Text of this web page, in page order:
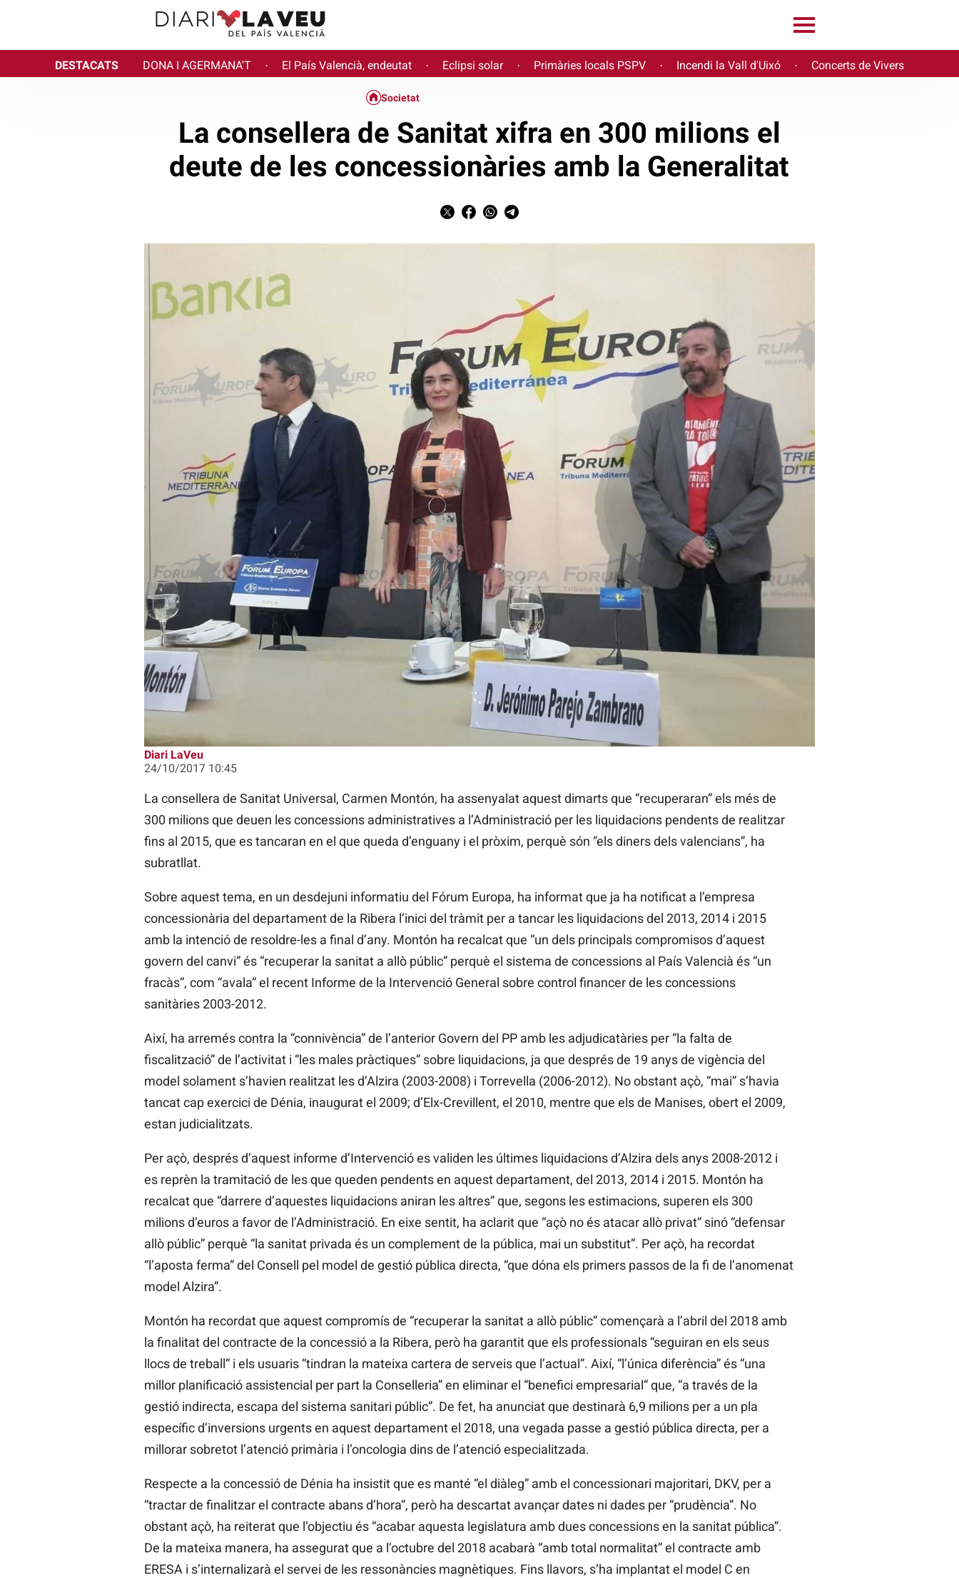
DESTACATS DONA I AGERMANA'T · El País Valencià, endeutat · Eclipsi solar · Primàries locals PSPV · Incendi la Vall d'Uixó · Concerts de Vivers
Societat
La consellera de Sanitat xifra en 300 milions el
deute de les concessionàries amb la Generalitat
Diari LaVeu
24/10/2017 10:45
La consellera de Sanitat Universal, Carmen Montón, ha assenyalat aquest dimarts que “recuperaran” els més de
300 milions que deuen les concessions administratives a l’Administració per les liquidacions pendents de realitzar
fins al 2015, que es tancaran en el que queda d’enguany i el pròxim, perquè són “els diners dels valencians”, ha
subratllat.
Sobre aquest tema, en un desdejuni informatiu del Fórum Europa, ha informat que ja ha notificat a l’empresa
concessionària del departament de la Ribera l’inici del tràmit per a tancar les liquidacions del 2013, 2014 i 2015
amb la intenció de resoldre-les a final d’any. Montón ha recalcat que “un dels principals compromisos d’aquest
govern del canvi” és “recuperar la sanitat a allò públic” perquè el sistema de concessions al País Valencià és “un
fracàs”, com “avala” el recent Informe de la Intervenció General sobre control financer de les concessions
sanitàries 2003-2012.
Així, ha arremés contra la “connivència” de l’anterior Govern del PP amb les adjudicatàries per “la falta de
fiscalització” de l’activitat i “les males pràctiques” sobre liquidacions, ja que després de 19 anys de vigència del
model solament s’havien realitzat les d’Alzira (2003-2008) i Torrevella (2006-2012). No obstant açò, “mai” s’havia
tancat cap exercici de Dénia, inaugurat el 2009; d’Elx-Crevillent, el 2010, mentre que els de Manises, obert el 2009,
estan judicialitzats.
Per açò, després d’aquest informe d’Intervenció es validen les últimes liquidacions d’Alzira dels anys 2008-2012 i
es reprèn la tramitació de les que queden pendents en aquest departament, del 2013, 2014 i 2015. Montón ha
recalcat que “darrere d’aquestes liquidacions aniran les altres” que, segons les estimacions, superen els 300
milions d’euros a favor de l’Administració. En eixe sentit, ha aclarit que “açò no és atacar allò privat” sinó “defensar
allò públic” perquè “la sanitat privada és un complement de la pública, mai un substitut”. Per açò, ha recordat
“l’aposta ferma” del Consell pel model de gestió pública directa, “que dóna els primers passos de la fi de l’anomenat
model Alzira”.
Montón ha recordat que aquest compromís de “recuperar la sanitat a allò públic” començarà a l’abril del 2018 amb
la finalitat del contracte de la concessió a la Ribera, però ha garantit que els professionals “seguiran en els seus
llocs de treball” i els usuaris “tindran la mateixa cartera de serveis que l’actual”. Així, “l’única diferència” és “una
millor planificació assistencial per part la Conselleria” en eliminar el “benefici empresarial” que, “a través de la
gestió indirecta, escapa del sistema sanitari públic”. De fet, ha anunciat que destinarà 6,9 milions per a un pla
específic d’inversions urgents en aquest departament el 2018, una vegada passe a gestió pública directa, per a
millorar sobretot l’atenció primària i l’oncologia dins de l’atenció especialitzada.
Respecte a la concessió de Dénia ha insistit que es manté “el diàleg” amb el concessionari majoritari, DKV, per a
“tractar de finalitzar el contracte abans d’hora”, però ha descartat avançar dates ni dades per “prudència”. No
obstant açò, ha reiterat que l’objectiu és “acabar aquesta legislatura amb dues concessions en la sanitat pública”.
De la mateixa manera, ha assegurat que a l’octubre del 2018 acabarà “amb total normalitat” el contracte amb
ERESA i s’internalizarà el servei de les ressonàncies magnètiques. Fins llavors, s’ha implantat el model C en